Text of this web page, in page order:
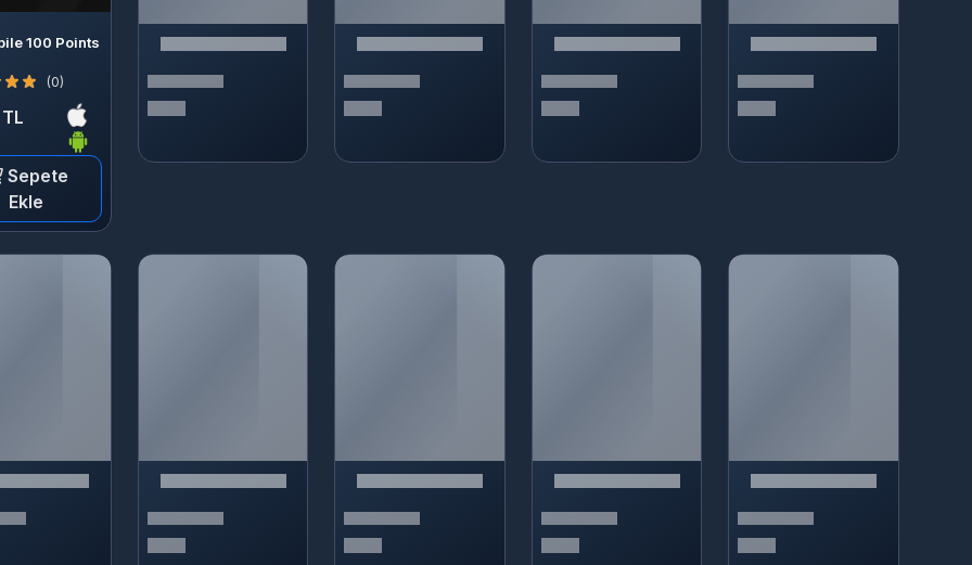
100 Points
(0)
Sepete
Ekle